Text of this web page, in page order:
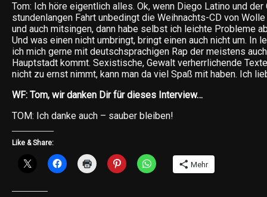
Tom: Ich höre eigentlich alles. Ok, wenn Diego Latino und
stundenlangen Fahrt unbedingt die Weihnachts-CD von
und auch mitsingen, dann habe selbst ich leichte Probleme
Und was einen nicht umbringt, bringt einen auch nicht um. In
ich mich gerne mit deutschsprachigen Rap der meistens
Hauptstadt kommt. Sexistische, Gewalt verherrlichende
nicht zu ernst nimmt, kann man da viel Spaß mit haben. Ich
WF: Tom, wir danken Dir für dieses Interview…
TOM: Ich danke auch – sauber bleiben!
Like & Share:
Mehr